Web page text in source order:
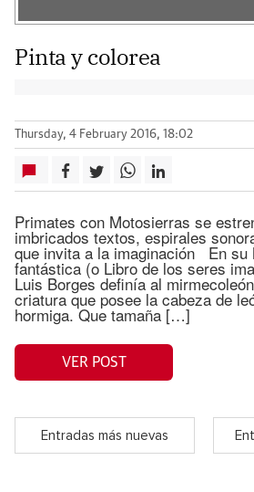
Pinta y colorea
Thursday, 4 February 2016, 18:02
Primates con Motosierras se
imbricados textos, espirales
que invita a la imaginación En su
fantástica (o Libro de los seres
Luis Borges definía al
criatura que posee la cabeza de
hormiga. Que tamaña […]
VER POST
Entradas más nuevas